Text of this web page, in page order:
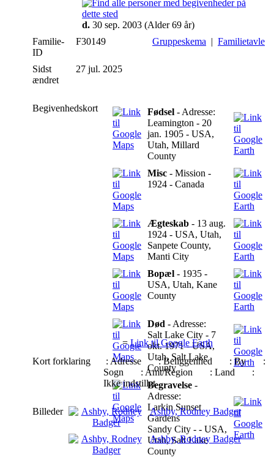
d. 30 sep. 2003 (Alder 69 år)
Familie-
ID
F30149 Gruppeskema | Familietavle
Sidst
ændret
27 jul. 2025
Begivenhedskort Fødsel - Adresse:
Leamington - 20
jan. 1905 - USA,
Utah, Millard
County
Misc - Mission -
1924 - Canada
Ægteskab - 13 aug.
1924 - USA, Utah,
Sanpete County,
Manti City
Bopæl - 1935 -
USA, Utah, Kane
County
Død - Adresse:
Salt Lake City - 7
okt. 1971 - USA,
Utah, Salt Lake
County
Begravelse -
Adresse:
Larkin Sunset
Gardens
Sandy City - - USA,
Utah, Salt Lake
County
=Link til Google Earth
Kort forklaring
: Adresse: Beliggenhed : By
:
Sogn
: Amt/Region : Land
:
Ikke indstillet
Billeder Ashby, Rodney Badger
Ashby, Rodney Badger